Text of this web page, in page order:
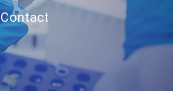
Contact